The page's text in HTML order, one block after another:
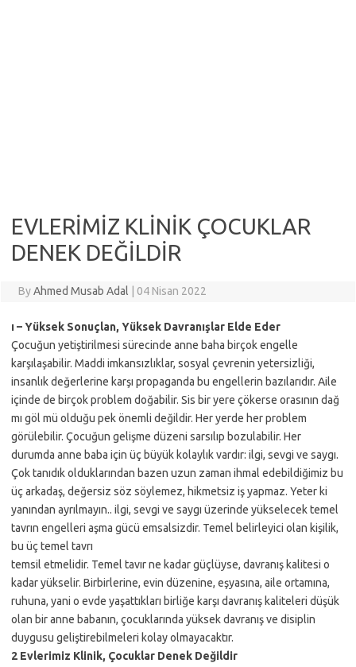
EVLERİMİZ KLİNİK ÇOCUKLAR
DENEK DEĞİLDİR
ByAhmed Musab Adal 04 Nisan 2022
ı – Yüksek Sonuçlan, Yüksek Davranışlar Elde Eder
Çocuğun yetiştirilmesi sürecinde anne baha birçok engelle
karşılaşabilir. Maddi imkansızlıklar, sosyal çevrenin yetersizliği,
insanlık değerlerine karşı propaganda bu engellerin bazılarıdır. Aile
içinde de birçok problem doğabilir. Sis bir yere çökerse orasının dağ
mı göl mü olduğu pek önemli değildir. Her yerde her problem
görülebilir. Çocuğun gelişme düzeni sarsılıp bozulabilir. Her
durumda anne baba için üç büyük kolaylık vardır: ilgi, sevgi ve saygı.
Çok tanıdık olduklarından bazen uzun zaman ihmal edebildiğimiz bu
üç arkadaş, değersiz söz söylemez, hikmetsiz iş yapmaz. Yeter ki
yanından ayrılmayın.. ilgi, sevgi ve saygı üzerinde yükselecek temel
tavrın engelleri aşma gücü emsalsizdir. Temel belirleyici olan kişilik,
bu üç temel tavrı
temsil etmelidir. Temel tavır ne kadar güçlüyse, davranış kalitesi o
kadar yükselir. Birbirlerine, evin düzenine, eşyasına, aile ortamına,
ruhuna, yani o evde yaşattıkları birliğe karşı davranış kaliteleri düşük
olan bir anne babanın, çocuklarında yüksek davranış ve disiplin
duygusu geliştirebilmeleri kolay olmayacaktır.
2 Evlerimiz Klinik, Çocuklar Denek Değildir